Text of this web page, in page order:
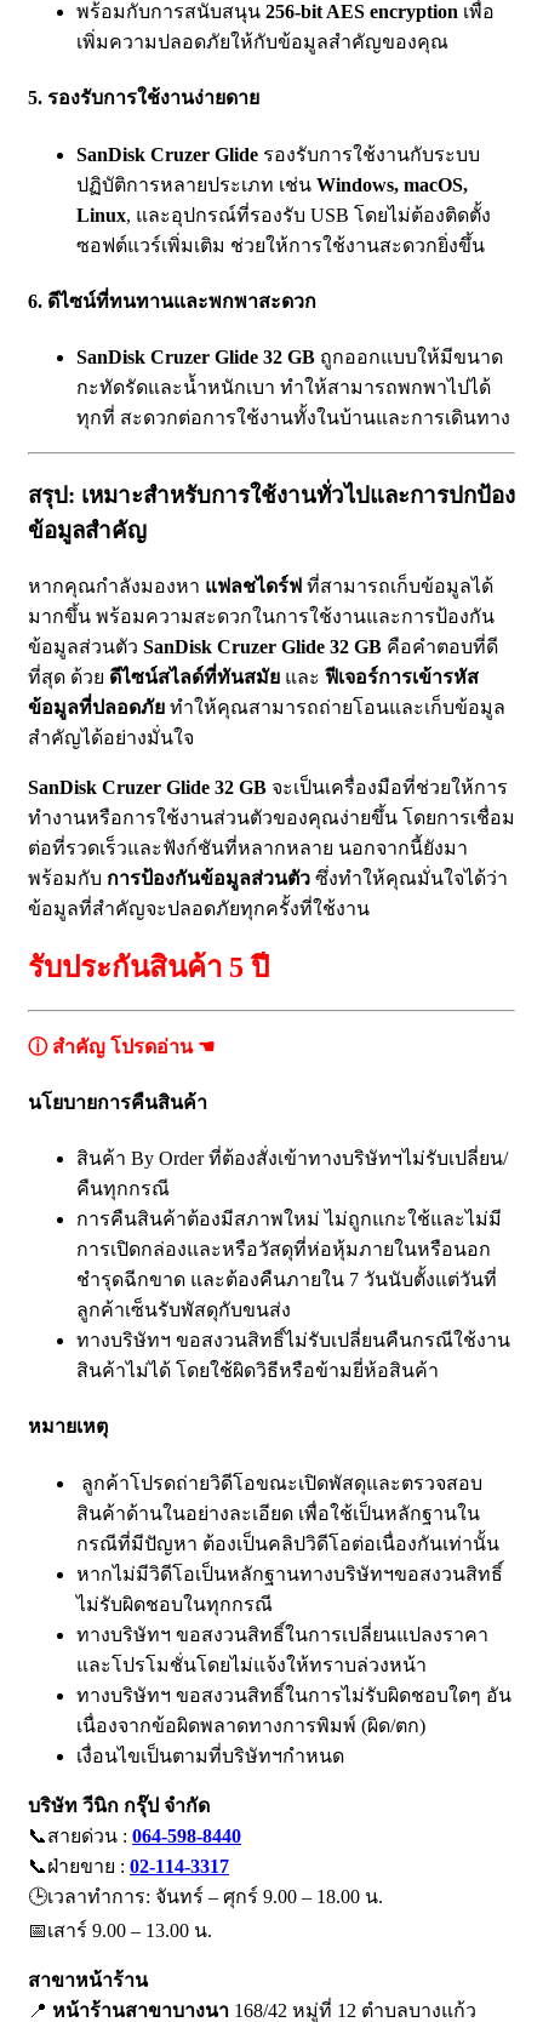
พร้อมกับการสนับสนุน 256-bit AES encryption เพื่อ
เพิ่มความปลอดภัยให้กับข้อมูลสำคัญของคุณ
5. รองรับการใช้งานง่ายดาย
SanDisk Cruzer Glide รองรับการใช้งานกับระบบ
ปฏิบัติการหลายประเภท เช่น Windows, macOS,
Linux, และอุปกรณ์ที่รองรับ USB โดยไม่ต้องติดตั้ง
ซอฟต์แวร์เพิ่มเติม ช่วยให้การใช้งานสะดวกยิ่งขึ้น
6. ดีไซน์ที่ทนทานและพกพาสะดวก
SanDisk Cruzer Glide 32 GB ถูกออกแบบให้มีขนาด
กะทัดรัดและน้ำหนักเบา ทำให้สามารถพกพาไปได้
ทุกที่ สะดวกต่อการใช้งานทั้งในบ้านและการเดินทาง
สรุป: เหมาะสำหรับการใช้งานทั่วไปและการปกป้อง
ข้อมูลสำคัญ
หากคุณกำลังมองหา แฟลชไดร์ฟ ที่สามารถเก็บข้อมูลได้
มากขึ้น พร้อมความสะดวกในการใช้งานและการป้องกัน
ข้อมูลส่วนตัว SanDisk Cruzer Glide 32 GB คือคำตอบที่ดี
ที่สุด ด้วย ดีไซน์สไลด์ที่ทันสมัย และ ฟีเจอร์การเข้ารหัส
ข้อมูลที่ปลอดภัย ทำให้คุณสามารถถ่ายโอนและเก็บข้อมูล
สำคัญได้อย่างมั่นใจ
SanDisk Cruzer Glide 32 GB จะเป็นเครื่องมือที่ช่วยให้การ
ทำงานหรือการใช้งานส่วนตัวของคุณง่ายขึ้น โดยการเชื่อม
ต่อที่รวดเร็วและฟังก์ชันที่หลากหลาย นอกจากนี้ยังมา
พร้อมกับ การป้องกันข้อมูลส่วนตัว ซึ่งทำให้คุณมั่นใจได้ว่า
ข้อมูลที่สำคัญจะปลอดภัยทุกครั้งที่ใช้งาน
รับประกันสินค้า 5 ปี
ⓘ สำคัญ โปรดอ่าน ☚
นโยบายการคืนสินค้า
สินค้า By Order ที่ต้องสั่งเข้าทางบริษัทฯไม่รับเปลี่ยน/
คืนทุกกรณี
การคืนสินค้าต้องมีสภาพใหม่ ไม่ถูกแกะใช้และไม่มี
การเปิดกล่องและหรือวัสดุที่ห่อหุ้มภายในหรือนอก
ชำรุดฉีกขาด และต้องคืนภายใน 7 วันนับตั้งแต่วันที่
ลูกค้าเซ็นรับพัสดุกับขนส่ง
ทางบริษัทฯ ขอสงวนสิทธิ์ไม่รับเปลี่ยนคืนกรณีใช้งาน
สินค้าไม่ได้ โดยใช้ผิดวิธีหรือข้ามยี่ห้อสินค้า
หมายเหตุ
ลูกค้าโปรดถ่ายวิดีโอขณะเปิดพัสดุและตรวจสอบ
สินค้าด้านในอย่างละเอียด เพื่อใช้เป็นหลักฐานใน
กรณีที่มีปัญหา ต้องเป็นคลิปวิดีโอต่อเนื่องกันเท่านั้น
หากไม่มีวิดีโอเป็นหลักฐานทางบริษัทฯขอสงวนสิทธิ์
ไม่รับผิดชอบในทุกกรณี
ทางบริษัทฯ ขอสงวนสิทธิ์ในการเปลี่ยนแปลงราคา
และโปรโมชั่นโดยไม่แจ้งให้ทราบล่วงหน้า
ทางบริษัทฯ ขอสงวนสิทธิ์ในการไม่รับผิดชอบใดๆ อัน
เนื่องจากข้อผิดพลาดทางการพิมพ์ (ผิด/ตก)
เงื่อนไขเป็นตามที่บริษัทฯกำหนด
บริษัท วีนิก กรุ๊ป จำกัด
📞สายด่วน : 064-598-8440
📞ฝ่ายขาย : 02-114-3317
🕒เวลาทำการ: จันทร์ – ศุกร์ 9.00 – 18.00 น.
📅เสาร์ 9.00 – 13.00 น.
สาขาหน้าร้าน
📍 หน้าร้านสาขาบางนา 168/42 หมู่ที่ 12 ตำบลบางแก้ว